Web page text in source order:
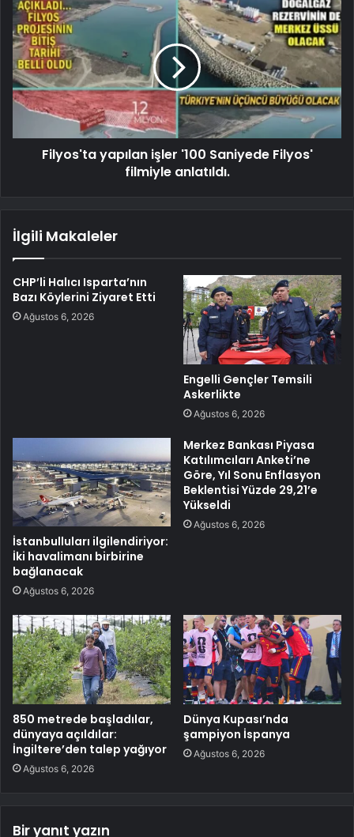
Filyos'ta yapılan işler '100 Saniyede Filyos'
filmiyle anlatıldı.
İlgili Makaleler
CHP’li Halıcı Isparta’nın
Bazı Köylerini Ziyaret Etti
Ağustos 6, 2026
Engelli Gençler Temsili
Askerlikte
Ağustos 6, 2026
İstanbulluları ilgilendiriyor:
İki havalimanı birbirine
bağlanacak
Ağustos 6, 2026
Merkez Bankası Piyasa
Katılımcıları Anketi’ne
Göre, Yıl Sonu Enflasyon
Beklentisi Yüzde 29,21’e
Yükseldi
Ağustos 6, 2026
850 metrede başladılar,
dünyaya açıldılar:
İngiltere’den talep yağıyor
Ağustos 6, 2026
Dünya Kupası’nda
şampiyon İspanya
Ağustos 6, 2026
Bir yanıt yazın